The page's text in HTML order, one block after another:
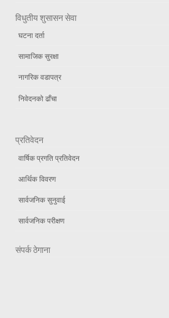
विधुतीय शुसासन सेवा
घटना दर्ता
सामाजिक सुरक्षा
नागरिक वडापत्र
निवेदनको ढाँचा
प्रतिवेदन
वार्षिक प्रगति प्रतिवेदन
आर्थिक विवरण
सार्वजनिक सुनुवाई
सार्वजनिक परीक्षण
संपर्क ठेगाना